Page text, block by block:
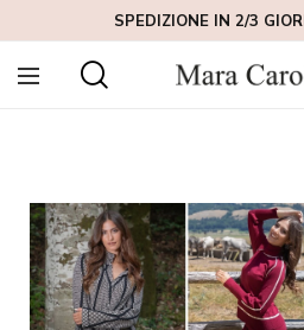
SPEDIZIONE IN 2/3